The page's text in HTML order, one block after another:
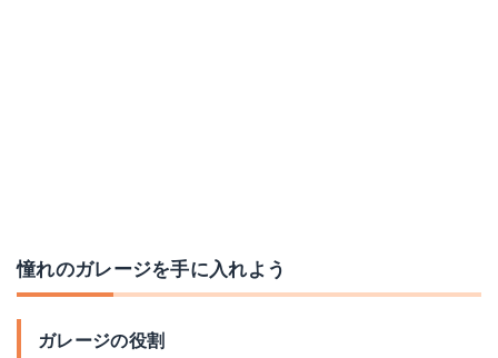
憧れのガレージを手に入れよう
ガレージの役割